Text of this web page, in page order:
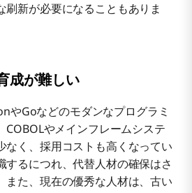
刷新が必要になることもありま
成が難しい
やGoなどのモダンなプログラミ
COBOLやメインフレームシステ
なく、採用コストも高くなってい
するにつれ、代替人材の確保はさ
また、現在の優秀な人材は、古い